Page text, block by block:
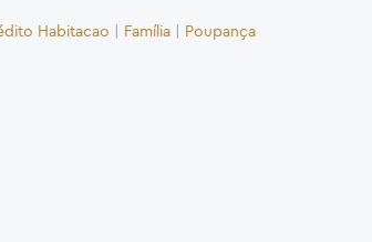
Habitacao Família Poupança